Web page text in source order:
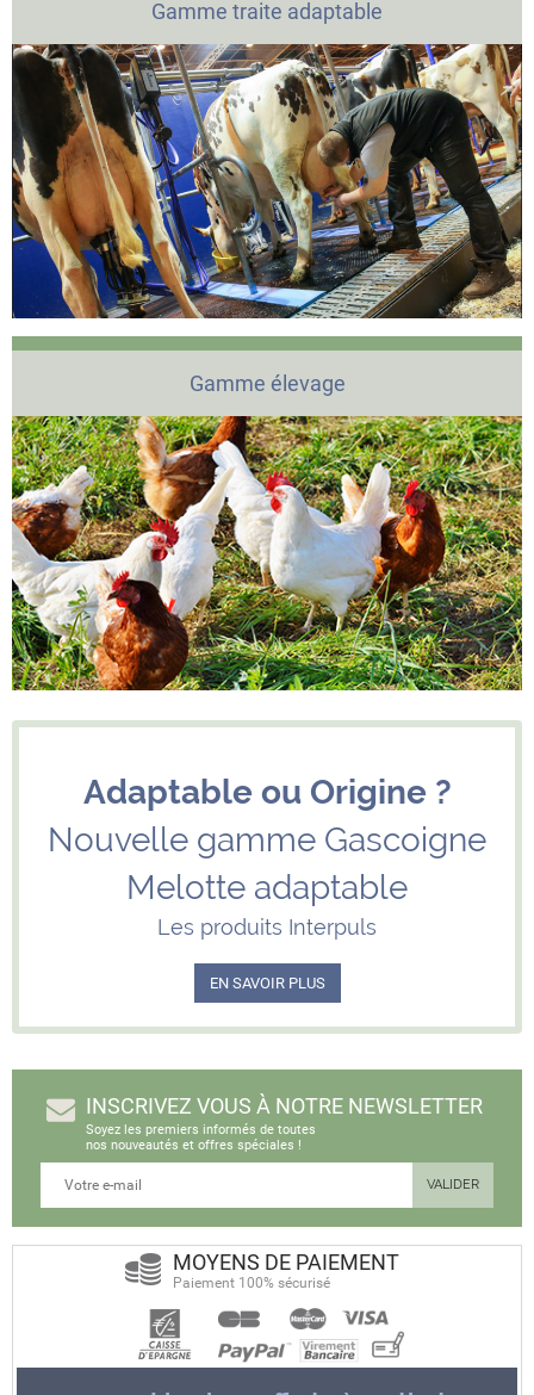
Gamme traite adaptable
Gamme élevage
Adaptable ou Origine ?
Nouvelle gamme Gascoigne
Melotte adaptable
Les produits Interpuls
EN SAVOIR PLUS
INSCRIVEZ VOUS À NOTRE NEWSLETTER
Soyez les premiers informés de toutes
nos nouveautés et offres spéciales !
MOYENS DE PAIEMENT
Paiement 100% sécurisé